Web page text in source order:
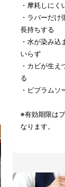
・摩耗しにく
・ラバーだ
長持ちする
・水が染み
いらず
・カビが生
る
・ビブラムソ
※有効期限は
なります。